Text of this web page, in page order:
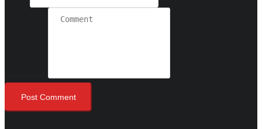
Post Comment